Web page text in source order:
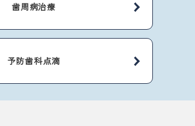
歯周病治療
予防歯科点滴